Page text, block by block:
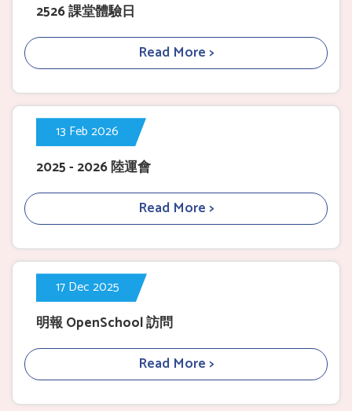
2526 課堂體驗日
Read More >
13 Feb 2026
2025 - 2026 陸運會
Read More >
17 Dec 2025
明報 OpenSchool 訪問
Read More >